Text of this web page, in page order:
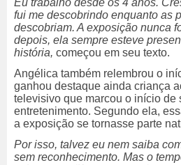
Eu trabalho desde os 4 anos.
fui me descobrindo enquanto as
descobriam. A exposição nunca
depois, ela sempre esteve
história, começou em seu texto.
Angélica também relembrou o
ganhou destaque ainda criança
televisivo que marcou o início de
entretenimento. Segundo ela,
a exposição se tornasse parte
Por isso, talvez eu nem saiba
sem reconhecimento. Mas o